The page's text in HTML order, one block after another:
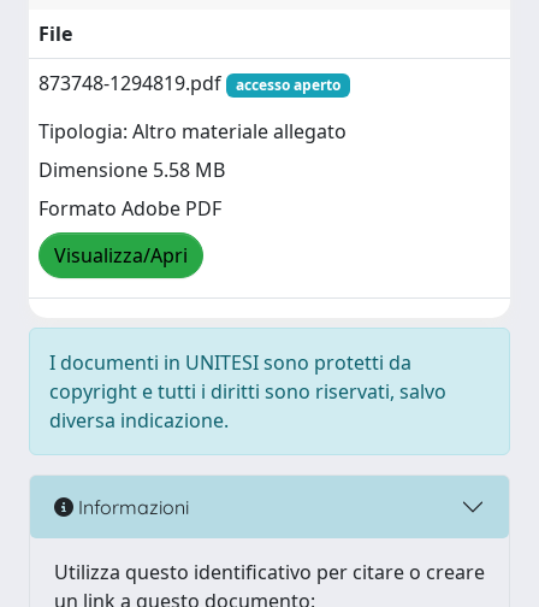
File
873748-1294819.pdf
accesso aperto
Tipologia: Altro materiale allegato
Dimensione 5.58 MB
Formato Adobe PDF
Visualizza/Apri
I documenti in UNITESI sono protetti da
copyright e tutti i diritti sono riservati, salvo
diversa indicazione.
Informazioni
Utilizza questo identificativo per citare o creare
un link a questo documento: